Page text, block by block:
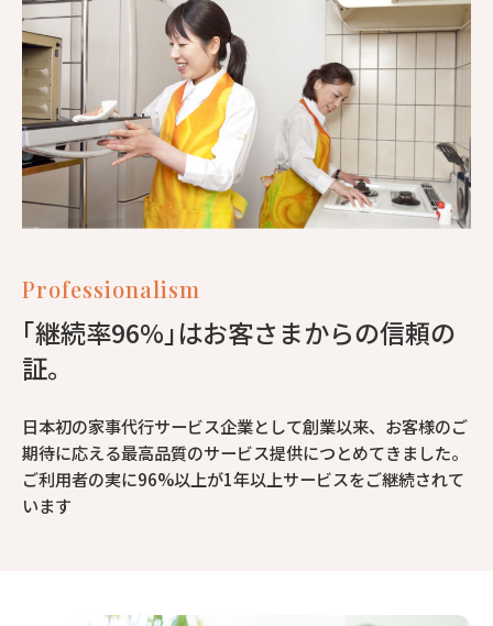
Professionalism
｢継続率96%｣はお客さまからの信頼の
証。
日本初の家事代行サービス企業として創業以来、お客様のご
期待に応える最高品質のサービス提供につとめてきました。
ご利用者の実に96%以上が1年以上サービスをご継続されて
います